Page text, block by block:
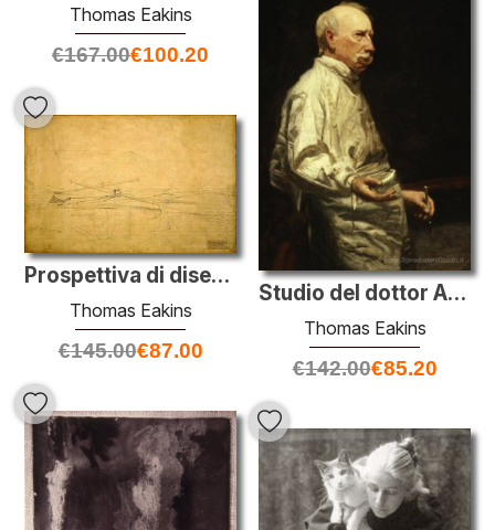
Thomas Eakins
€167.00€100.20
Studio del dottor Agnew per la clinica Agnew
Thomas Eakins
€142.00€85.20
Prospettiva di disegno per i Fratelli Biglin Turning The Stake
Thomas Eakins
€145.00€87.00